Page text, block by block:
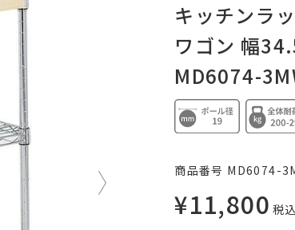
キッチンラ
ワゴン 幅
MD6074-
商品番号 MD6074-
¥11,800 税込